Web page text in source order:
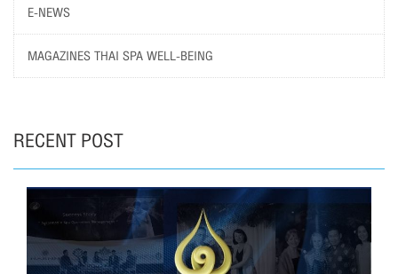
E-NEWS
MAGAZINES THAI SPA WELL-BEING
RECENT POST